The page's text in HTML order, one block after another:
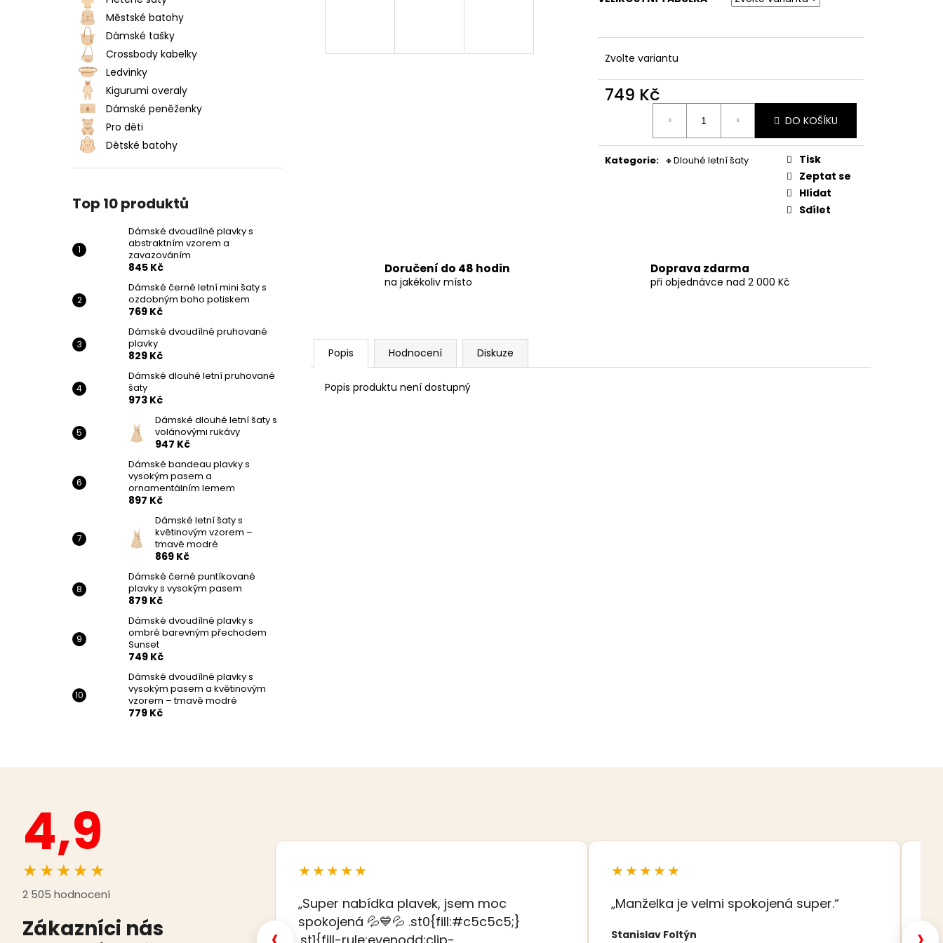
Městské batohy
Dámské tašky
Crossbody kabelky
Ledvinky
Kigurumi overaly
Dámské peněženky
Pro děti
Dětské batohy
Top 10 produktů
Dámské dvoudílné plavky s
abstraktním vzorem a
zavazováním
845 Kč
Dámské černé letní mini šaty s
ozdobným boho potiskem
769 Kč
Dámské dvoudílné pruhované
plavky
829 Kč
Dámské dlouhé letní pruhované
šaty
973 Kč
Dámské dlouhé letní šaty s
volánovými rukávy
947 Kč
Dámské bandeau plavky s
vysokým pasem a
ornamentálním lemem
897 Kč
Dámské letní šaty s
květinovým vzorem –
tmavě modré
869 Kč
Dámské černé puntíkované
plavky s vysokým pasem
879 Kč
Dámské dvoudílné plavky s
ombré barevným přechodem
Sunset
749 Kč
Dámské dvoudílné plavky s
vysokým pasem a květinovým
vzorem – tmavě modré
779 Kč
Zvolte variantu
749 Kč
DO KOŠÍKU
Kategorie: 🔸Dlouhé letní šaty
Tisk
Zeptat se
Hlídat
Sdílet
Doručení do 48 hodin
na jakékoliv místo
Doprava zdarma
při objednávce nad 2 000 Kč
Popis Hodnocení Diskuze
Popis produktu není dostupný
DÁMSKÉ DVOUDÍLNÉ PLAVKY S
ABSTRAKTNÍM VZOREM A
ZAVAZOVÁNÍM
845 Kč
DÁMSKÉ DVOUDÍLNÉ PRUHOVANÉ
4,9
★★★★★
2 505 hodnocení
Zákazníci nás
★★★★★
„Super nabídka plavek, jsem moc
spokojená 💦💙💦 .st0{fill:#c5c5c5;}
.st1{fill-rule:evenodd;clip-
★★★★★
„Manželka je velmi spokojená super.“
Stanislav Foltýn